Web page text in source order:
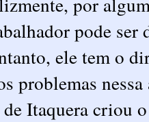
pode
ele tem o
problemas nessa
Itaquera criou